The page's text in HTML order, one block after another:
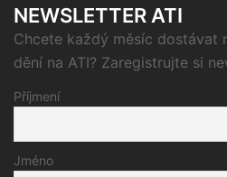
NEWSLETTER ATI
Chcete každý měsíc dostávat
dění na ATI? Zaregistrujte si
Příjmení
Jméno